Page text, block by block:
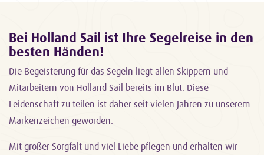
Bei Holland Sail ist Ihre Segelreise in den
besten Händen!
Die Begeisterung für das Segeln liegt allen Skippern und
Mitarbeitern von Holland Sail bereits im Blut. Diese
Leidenschaft zu teilen ist daher seit vielen Jahren zu unserem
Markenzeichen geworden.
Mit großer Sorgfalt und viel Liebe pflegen und erhalten wir